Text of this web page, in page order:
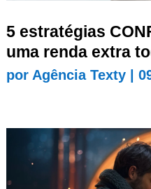
5 estratégias
uma renda extra
por Agência Texty|